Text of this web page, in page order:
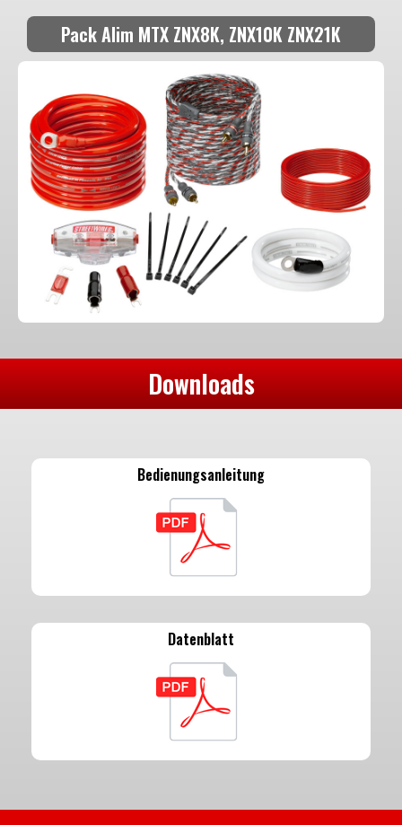
Pack Alim MTX ZNX8K, ZNX10K ZNX21K
Downloads
Bedienungsanleitung
Datenblatt